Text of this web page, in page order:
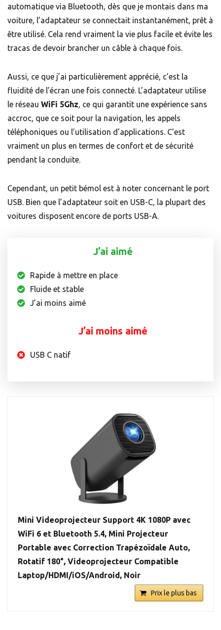
automatique via Bluetooth, dès que je montais dans ma
voiture, l’adaptateur se connectait instantanément, prêt à
être utilisé. Cela rend vraiment la vie plus facile et évite les
tracas de devoir brancher un câble à chaque fois.
Aussi, ce que j’ai particulièrement apprécié, c’est la
fluidité de l’écran une fois connecté. L’adaptateur utilise
le réseau WiFi 5Ghz, ce qui garantit une expérience sans
accroc, que ce soit pour la navigation, les appels
téléphoniques ou l’utilisation d’applications. C’est
vraiment un plus en termes de confort et de sécurité
pendant la conduite.
Cependant, un petit bémol est à noter concernant le port
USB. Bien que l’adaptateur soit en USB-C, la plupart des
voitures disposent encore de ports USB-A.
J’ai aimé
Rapide à mettre en place
Fluide et stable
J’ai moins aimé
J’ai moins aimé
USB C natif
Mini Videoprojecteur Support 4K 1080P avec
WiFi 6 et Bluetooth 5.4, Mini Projecteur
Portable avec Correction Trapézoïdale Auto,
Rotatif 180°, Videoprojecteur Compatible
Laptop/HDMI/iOS/Android, Noir
Prix le plus bas